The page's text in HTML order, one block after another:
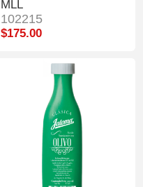
MLL
102215
$175.00